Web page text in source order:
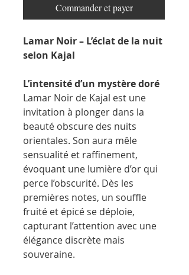
Commander et payer
Lamar Noir – L’éclat de la nuit
selon Kajal
L’intensité d’un mystère doré
Lamar Noir de Kajal est une
invitation à plonger dans la
beauté obscure des nuits
orientales. Son aura mêle
sensualité et raffinement,
évoquant une lumière d’or qui
perce l’obscurité. Dès les
premières notes, un souffle
fruité et épicé se déploie,
capturant l’attention avec une
élégance discrète mais
souveraine.